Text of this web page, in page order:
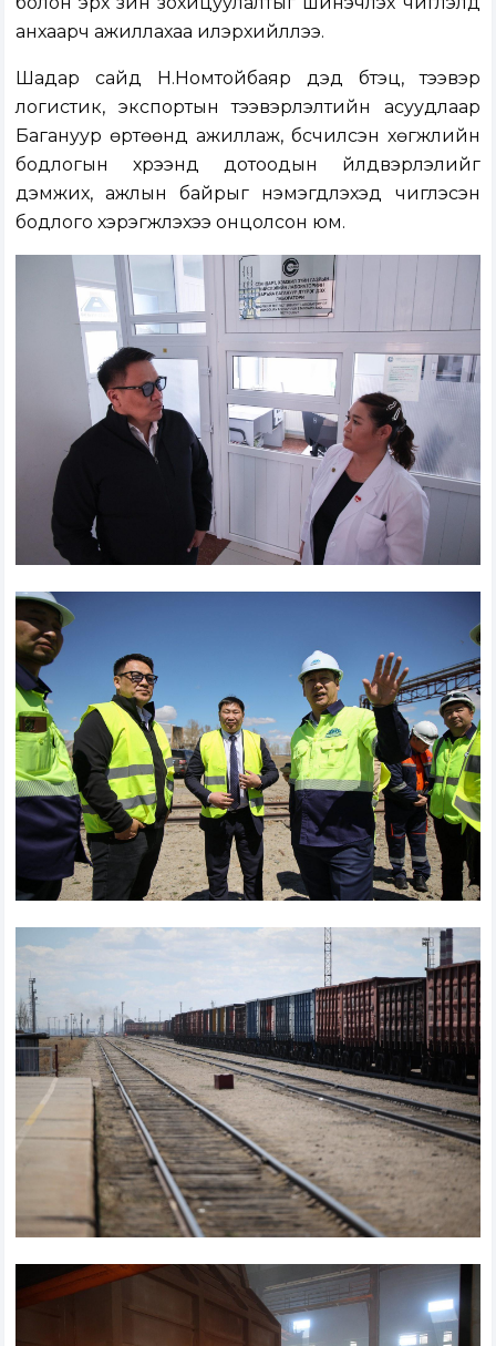
анхаарч ажиллахаа илэрхийллээ.
Шадар сайд Н.Номтойбаяр дэд бүтэц, тээвэр
логистик, экспортын тээвэрлэлтийн асуудлаар
Багануур өртөөнд ажиллаж, бүсчилсэн хөгжлийн
бодлогын хүрээнд дотоодын үйлдвэрлэлийг
дэмжих, ажлын байрыг нэмэгдүүлэхэд чиглэсэн
бодлого хэрэгжүүлэхээ онцолсон юм.